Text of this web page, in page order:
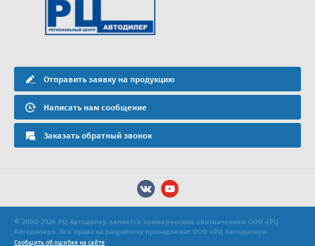
Отправить заявку на продукцию
Написать нам сообщение
Заказать обратный звонок
© 2000-2026 РЦ Автодилер является коммерческим обозначением ООО «РЦ
Автодилер». Все права на разработку принадлежат ООО «РЦ Автодилер».
Сообщить об ошибке на сайте